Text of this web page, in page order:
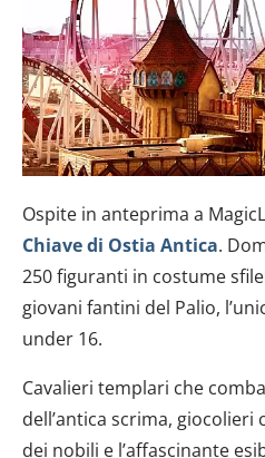
Ospite in anteprima a
Chiave di Ostia Antica.
250 figuranti in costume
giovani fantini del Palio,
under 16.
Cavalieri templari che
dell’antica scrima,
dei nobili e l’affascinante